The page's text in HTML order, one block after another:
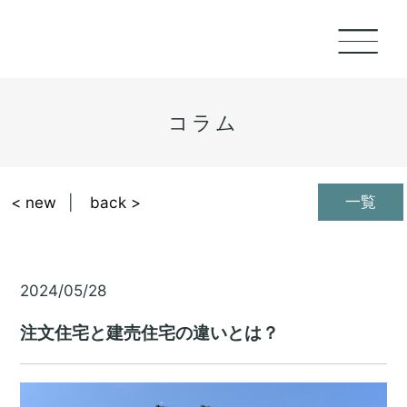
コラム
一覧
< new back >
2024/05/28
注文住宅と建売住宅の違いとは？